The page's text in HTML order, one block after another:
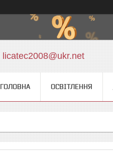
licatec2008@ukr.net
ГОЛОВНА ОСВІТЛЕННЯ